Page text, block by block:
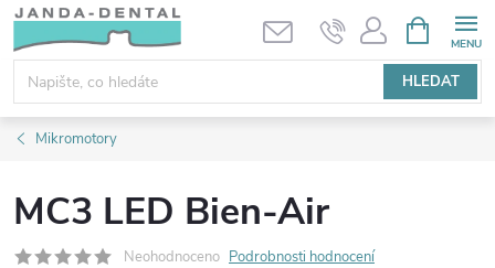
Přejít
obsah
HLEDAT
NÁKUPNÍ
KOŠÍK
Mikromotory
MC3 LED Bien-Air
Neohodnoceno Podrobnosti hodnocení